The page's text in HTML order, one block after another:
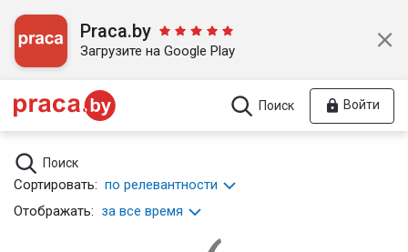
Praca.by
Загрузите на Google Play
Поиск Войти
Поиск
Сортировать: по релевантности
Отображать: за все время